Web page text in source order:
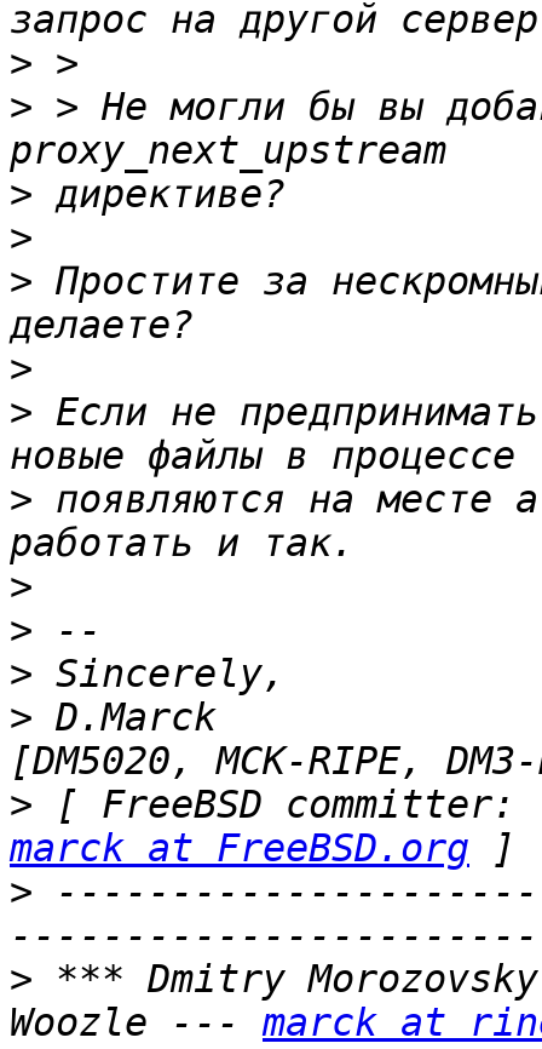
>
> > Не могли бы вы
>
>
> Простите за
>
> Если не
> появляются на месте
>
>
>
> D.Marck
>
marck at FreeBSD.org
>
> *** Dmitry
Woozle --- marck at